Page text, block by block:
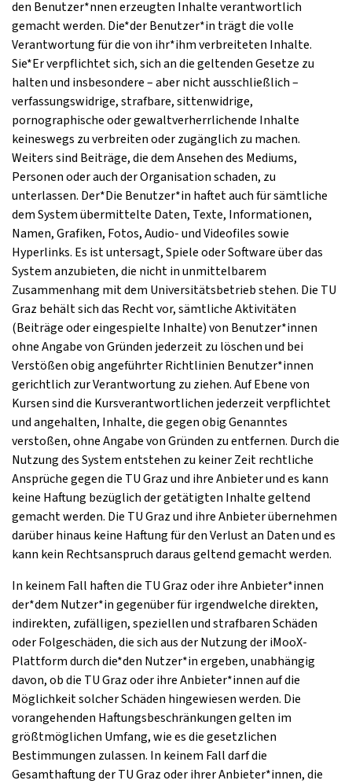
den Benutzer*nnen erzeugten Inhalte verantwortlich
gemacht werden. Die*der Benutzer*in trägt die volle
Verantwortung für die von ihr*ihm verbreiteten Inhalte.
Sie*Er verpflichtet sich, sich an die geltenden Gesetze zu
halten und insbesondere – aber nicht ausschließlich –
verfassungswidrige, strafbare, sittenwidrige,
pornographische oder gewaltverherrlichende Inhalte
keineswegs zu verbreiten oder zugänglich zu machen.
Weiters sind Beiträge, die dem Ansehen des Mediums,
Personen oder auch der Organisation schaden, zu
unterlassen. Der*Die Benutzer*in haftet auch für sämtliche
dem System übermittelte Daten, Texte, Informationen,
Namen, Grafiken, Fotos, Audio- und Videofiles sowie
Hyperlinks. Es ist untersagt, Spiele oder Software über das
System anzubieten, die nicht in unmittelbarem
Zusammenhang mit dem Universitätsbetrieb stehen. Die TU
Graz behält sich das Recht vor, sämtliche Aktivitäten
(Beiträge oder eingespielte Inhalte) von Benutzer*innen
ohne Angabe von Gründen jederzeit zu löschen und bei
Verstößen obig angeführter Richtlinien Benutzer*innen
gerichtlich zur Verantwortung zu ziehen. Auf Ebene von
Kursen sind die Kursverantwortlichen jederzeit verpflichtet
und angehalten, Inhalte, die gegen obig Genanntes
verstoßen, ohne Angabe von Gründen zu entfernen. Durch die
Nutzung des System entstehen zu keiner Zeit rechtliche
Ansprüche gegen die TU Graz und ihre Anbieter und es kann
keine Haftung bezüglich der getätigten Inhalte geltend
gemacht werden. Die TU Graz und ihre Anbieter übernehmen
darüber hinaus keine Haftung für den Verlust an Daten und es
kann kein Rechtsanspruch daraus geltend gemacht werden.
In keinem Fall haften die TU Graz oder ihre Anbieter*innen
der*dem Nutzer*in gegenüber für irgendwelche direkten,
indirekten, zufälligen, speziellen und strafbaren Schäden
oder Folgeschäden, die sich aus der Nutzung der iMooX-
Plattform durch die*den Nutzer*in ergeben, unabhängig
davon, ob die TU Graz oder ihre Anbieter*innen auf die
Möglichkeit solcher Schäden hingewiesen werden. Die
vorangehenden Haftungsbeschränkungen gelten im
größtmöglichen Umfang, wie es die gesetzlichen
Bestimmungen zulassen. In keinem Fall darf die
Gesamthaftung der TU Graz oder ihrer Anbieter*innen, die